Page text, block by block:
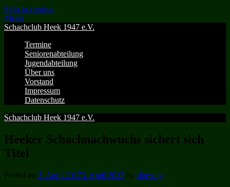
Skip to content
Menu
Schachclub Heek 1947 e.V.
Termine
Seniorenabteilung
Jugendabteilung
Über uns
Vorstand
Impressum
Datenschutz
Schachclub Heek 1947 e.V.
Heeker Schachnachwuchs sichert sich
Titel
Posted on 3. April 20173. April 2017 by sloesing